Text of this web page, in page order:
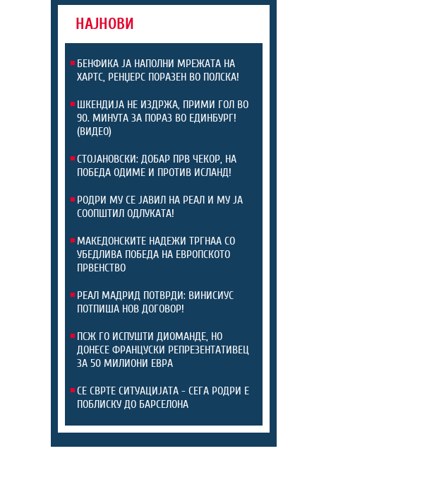
НАЈНОВИ
БЕНФИКА ЈА НАПОЛНИ МРЕЖАТА НА
ХАРТС, РЕНЏЕРС ПОРАЗЕН ВО ПОЛСКА!
ШКЕНДИЈА НЕ ИЗДРЖА, ПРИМИ ГОЛ ВО
90. МИНУТА ЗА ПОРАЗ ВО ЕДИНБУРГ!
(ВИДЕО)
СТОЈАНОВСКИ: ДОБАР ПРВ ЧЕКОР, НА
ПОБЕДА ОДИМЕ И ПРОТИВ ИСЛАНД!
РОДРИ МУ СЕ ЈАВИЛ НА РЕАЛ И МУ ЈА
СООПШТИЛ ОДЛУКАТА!
МАКЕДОНСКИТЕ НАДЕЖИ ТРГНАА СО
УБЕДЛИВА ПОБЕДА НА ЕВРОПСКОТО
ПРВЕНСТВО
РЕАЛ МАДРИД ПОТВРДИ: ВИНИСИУС
ПОТПИША НОВ ДОГОВОР!
ПСЖ ГО ИСПУШТИ ДИОМАНДЕ, НО
ДОНЕСЕ ФРАНЦУСКИ РЕПРЕЗЕНТАТИВЕЦ
ЗА 50 МИЛИОНИ ЕВРА
СЕ СВРТЕ СИТУАЦИЈАТА - СЕГА РОДРИ Е
ПОБЛИСКУ ДО БАРСЕЛОНА